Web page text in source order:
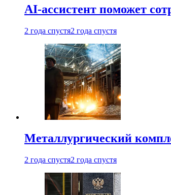
AI-ассистент поможет
2 года спустя2 года спустя
Металлургический
2 года спустя2 года спустя